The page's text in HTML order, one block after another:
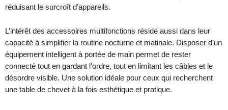
réduisant le surcroît d’appareils.
L’intérêt des accessoires multifonctions réside aussi dans leur
capacité à simplifier la routine nocturne et matinale. Disposer d’un
équipement intelligent à portée de main permet de rester
connecté tout en gardant l’ordre, tout en limitant les câbles et le
désordre visible. Une solution idéale pour ceux qui recherchent
une table de chevet à la fois esthétique et pratique.